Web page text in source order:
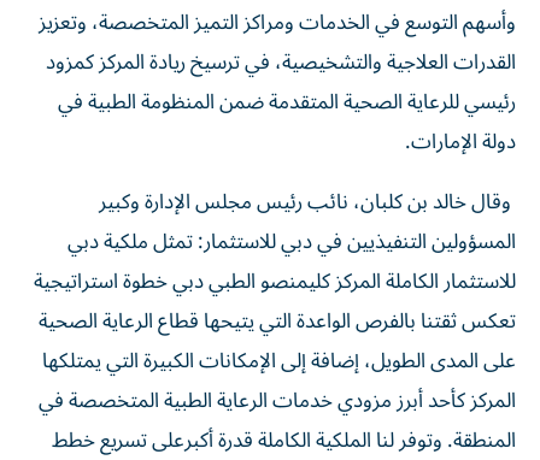
وأسهم التوسع في الخدمات ومراكز التميز المتخصصة، وتعزيز
القدرات العلاجية والتشخيصية، في ترسيخ ريادة المركز كمزود
رئيسي للرعاية الصحية المتقدمة ضمن المنظومة الطبية في
دولة الإمارات.
وقال خالد بن كلبان، نائب رئيس مجلس الإدارة وكبير
المسؤولين التنفيذيين في دبي للاستثمار: تمثل ملكية دبي
للاستثمار الكاملة المركز كليمنصو الطبي دبي خطوة استراتيجية
تعكس ثقتنا بالفرص الواعدة التي يتيحها قطاع الرعاية الصحية
على المدى الطويل، إضافة إلى الإمكانات الكبيرة التي يمتلكها
المركز كأحد أبرز مزودي خدمات الرعاية الطبية المتخصصة في
المنطقة. وتوفر لنا الملكية الكاملة قدرة أكبرعلى تسريع خطط